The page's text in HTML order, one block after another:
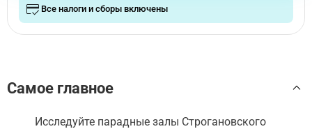
Все налоги и сборы включены
Самое главное
Исследуйте парадные залы Строгановского